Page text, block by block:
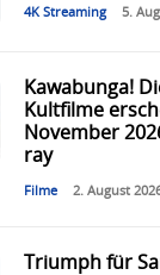
4K Streaming 5.
Kawabunga!
Kultfilme
November
ray
Filme 2. August
Triumph für